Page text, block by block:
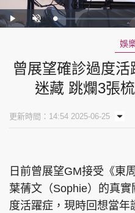
Play UnmuteLoaded:
3.84%
娛
曾展望確診過度
迷藏 跳爛3張
更新時間：14:54 2025-06-25
日前曾展望GM接受《東
葉蒨文（Sophie）的真
度活躍症，現時回想當年